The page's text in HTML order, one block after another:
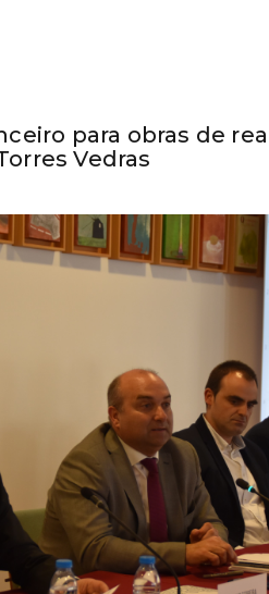
para obras de
Vedras